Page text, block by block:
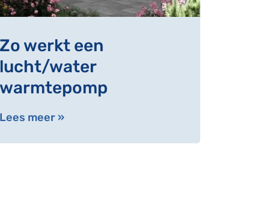
Zo werkt een
lucht/water
warmtepomp
Lees meer »